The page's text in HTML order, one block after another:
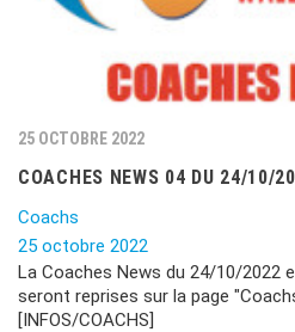
25 OCTOBRE 2022
COACHES NEWS 04 DU 24/10/
Coachs
25 octobre 2022
La Coaches News du 24/10/2022
seront reprises sur la page
[INFOS/COACHS]